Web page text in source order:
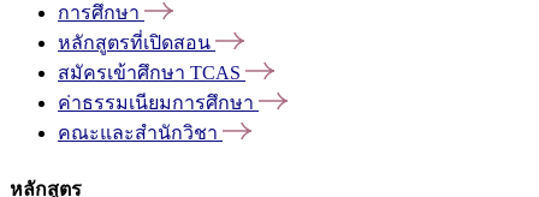
การศึกษา
หลักสูตรที่เปิดสอน
สมัครเข้าศึกษา TCAS
ค่าธรรมเนียมการศึกษา
คณะและสำนักวิชา
หลักสูตร